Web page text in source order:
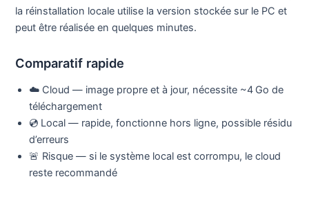
la réinstallation locale utilise la version stockée sur le PC et
peut être réalisée en quelques minutes.
Comparatif rapide
☁️ Cloud — image propre et à jour, nécessite ~4 Go de
téléchargement
💿 Local — rapide, fonctionne hors ligne, possible résidu
d’erreurs
🚨 Risque — si le système local est corrompu, le cloud
reste recommandé